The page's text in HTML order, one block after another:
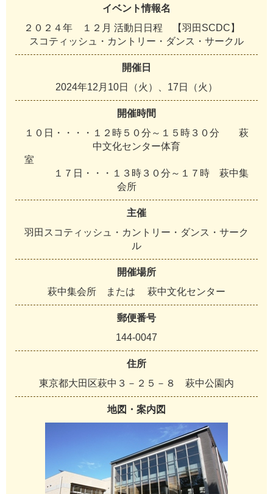
イベント情報名
２０２４年 １２月 活動日日程 【羽田SCDC】
スコティッシュ・カントリー・ダンス・サークル
開催日
2024年12月10日（火）、17日（火）
開催時間
１０日・・・・１２時５０分～１５時３０分 萩
中文化センター体育
室
１７日・・・１３時３０分～１７時 萩中集
会所
主催
羽田スコティッシュ・カントリー・ダンス・サーク
ル
開催場所
萩中集会所 または 萩中文化センター
郵便番号
144-0047
住所
東京都大田区萩中３－２５－８ 萩中公園内
地図・案内図